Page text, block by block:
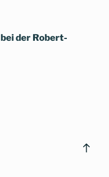
der Robert-